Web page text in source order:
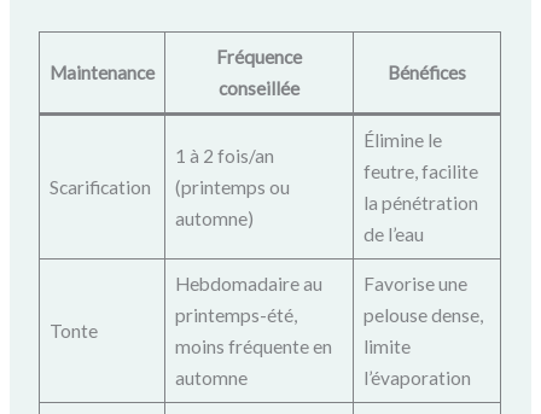
Maintenance
Fréquence
conseillée
Bénéfices
Scarification
1 à 2 fois/an
(printemps ou
automne)
Élimine le
feutre, facilite
la pénétration
de l’eau
Tonte
Hebdomadaire au
printemps-été,
moins fréquente en
automne
Favorise une
pelouse dense,
limite
l’évaporation